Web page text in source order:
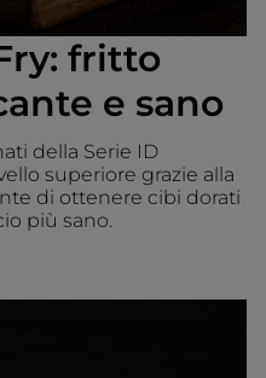
fritto
e sano
della Serie ID
superiore grazie alla
di ottenere cibi dorati
più sano.